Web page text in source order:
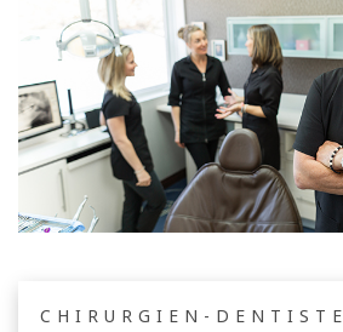
CHIRURGIEN-DENTISTE